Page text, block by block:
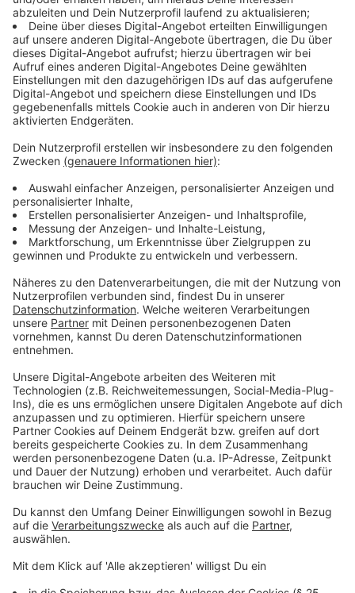
reinigen: Duschkabinen, Heizkörper, Fliesenfugen etc.
So macht derFrühjahrsputzSpaß!
Anzeige
Putz-Bingo
Anzeige
In unserer PDF-Vorlage findet ihr ein Bingo-Feld mit
insgesamt 25 To-dos, die während dem Frühjahrsputz
unbedingt erledigt werden sollten. Unter dem
eure individuellen Gewinne eingetragen werden können.
Anzeige
©Prostock-studio | AdobeStock_330502475
Frühjahrsputz - gemeinsam macht es am meisten
Spaß!
Anzeige
Die Spielregeln
Anzeige